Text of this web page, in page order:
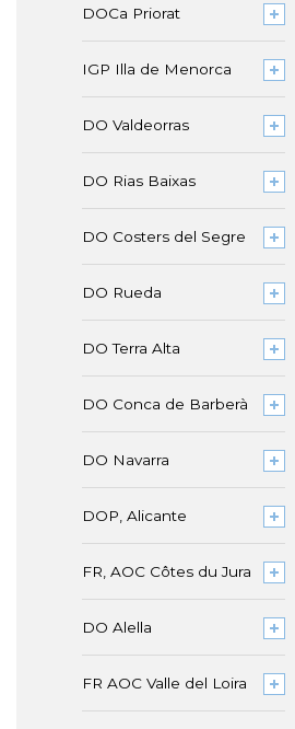
DOCa Priorat
IGP Illa de Menorca
DO Valdeorras
DO Rias Baixas
DO Costers del Segre
DO Rueda
DO Terra Alta
DO Conca de Barberà
DO Navarra
DOP, Alicante
FR, AOC Côtes du Jura
DO Alella
FR AOC Valle del Loira